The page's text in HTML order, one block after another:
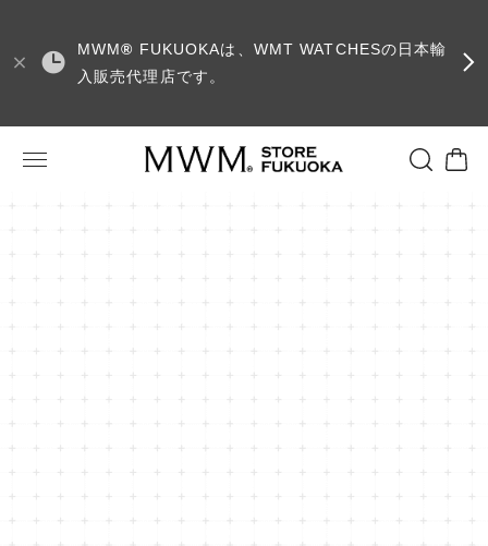
MWM® FUKUOKAは、WMT WATCHESの日本輸
入販売代理店です。